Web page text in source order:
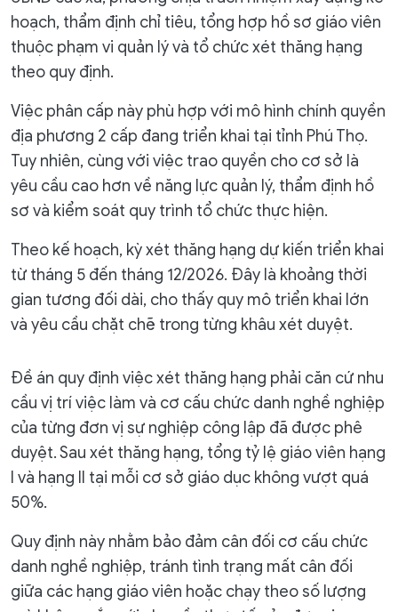
hoạch, thẩm định chỉ tiêu, tổng hợp hồ sơ giáo viên
thuộc phạm vi quản lý và tổ chức xét thăng hạng
theo quy định.
Việc phân cấp này phù hợp với mô hình chính quyền
địa phương 2 cấp đang triển khai tại tỉnh Phú Thọ.
Tuy nhiên, cùng với việc trao quyền cho cơ sở là
yêu cầu cao hơn về năng lực quản lý, thẩm định hồ
sơ và kiểm soát quy trình tổ chức thực hiện.
Theo kế hoạch, kỳ xét thăng hạng dự kiến triển khai
từ tháng 5 đến tháng 12/2026. Đây là khoảng thời
gian tương đối dài, cho thấy quy mô triển khai lớn
và yêu cầu chặt chẽ trong từng khâu xét duyệt.
Đề án quy định việc xét thăng hạng phải căn cứ nhu
cầu vị trí việc làm và cơ cấu chức danh nghề nghiệp
của từng đơn vị sự nghiệp công lập đã được phê
duyệt. Sau xét thăng hạng, tổng tỷ lệ giáo viên hạng
I và hạng II tại mỗi cơ sở giáo dục không vượt quá
50%.
Quy định này nhằm bảo đảm cân đối cơ cấu chức
danh nghề nghiệp, tránh tình trạng mất cân đối
giữa các hạng giáo viên hoặc chạy theo số lượng